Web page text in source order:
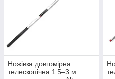
Ножівка довгомірна
телескопічна 1.5–3 м